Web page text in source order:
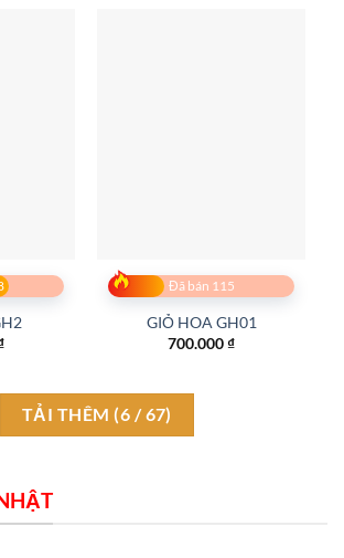
Đã bán 115
GIỎ HOA GH01
700.000₫
TẢI THÊM(6 / 67)